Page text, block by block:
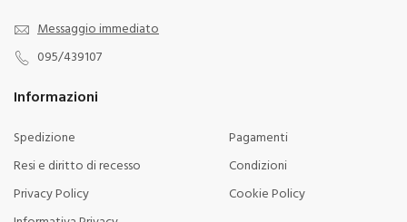
Messaggio immediato
095/439107
Informazioni
Spedizione
Pagamenti
Resi e diritto di recesso
Condizioni
Privacy Policy
Cookie Policy